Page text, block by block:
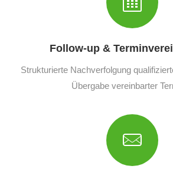
Follow-up &
Strukturierte Nachverfolgung
Übergabe vereinbarter